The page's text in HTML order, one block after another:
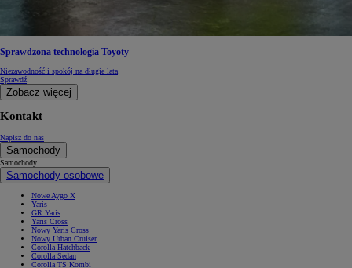
Sprawdzona technologia Toyoty
Niezawodność i spokój na długie lata
Sprawdź
Zobacz więcej
Kontakt
Napisz do nas
Samochody
Samochody
Samochody osobowe
Nowe Aygo X
Yaris
GR Yaris
Yaris Cross
Nowy Yaris Cross
Nowy Urban Cruiser
Corolla Hatchback
Corolla Sedan
Corolla TS Kombi